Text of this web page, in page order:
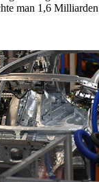
man 1,6 Milliarden